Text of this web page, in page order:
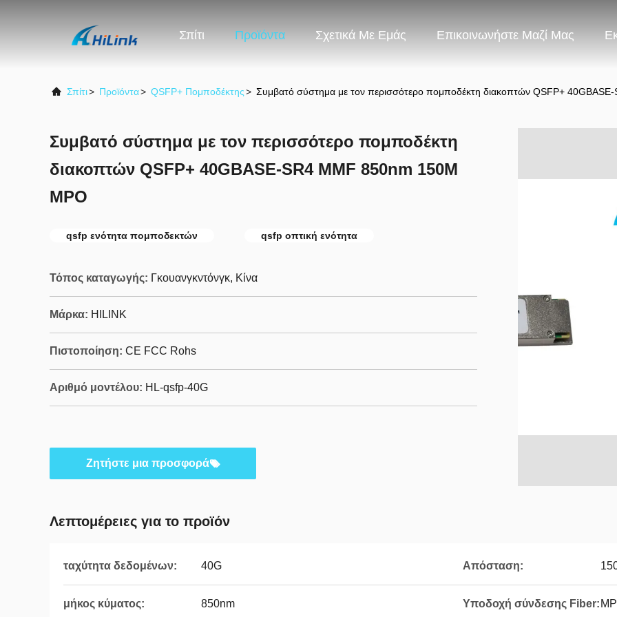
Σπίτι Προϊόντα Σχετικά Με Εμάς Επικοινωνήστε Μαζί Μας
Σπίτι> Προϊόντα> QSFP+ Πομποδέκτης> Συμβατό σύστημα με τον περισσότερο πομποδέκτη διακοπτών QSFP+
Συμβατό σύστημα με τον περισσότερο πομποδέκτη
διακοπτών QSFP+ 40GBASE-SR4 MMF 850nm 150M
MPO
qsfp ενότητα πομποδεκτών qsfp οπτική ενότητα
Τόπος καταγωγής: Γκουανγκντόνγκ, Κίνα
Μάρκα: HILINK
Πιστοποίηση: CE FCC Rohs
Αριθμό μοντέλου: HL-qsfp-40G
Ζητήστε μια προσφορά
Λεπτομέρειες για το προϊόν
ταχύτητα δεδομένων: 40G Απόσταση:
μήκος κύματος: 850nm Υποδοχή σύνδεσης Fiber: